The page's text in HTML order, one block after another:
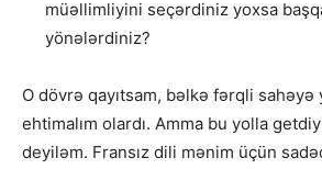
müəllimliyini seçərdiniz yoxsa
yönələrdiniz?
O dövrə qayıtsam, bəlkə fərqli sahəyə
ehtimalım olardı. Amma bu yolla
deyiləm. Fransız dili mənim üçün